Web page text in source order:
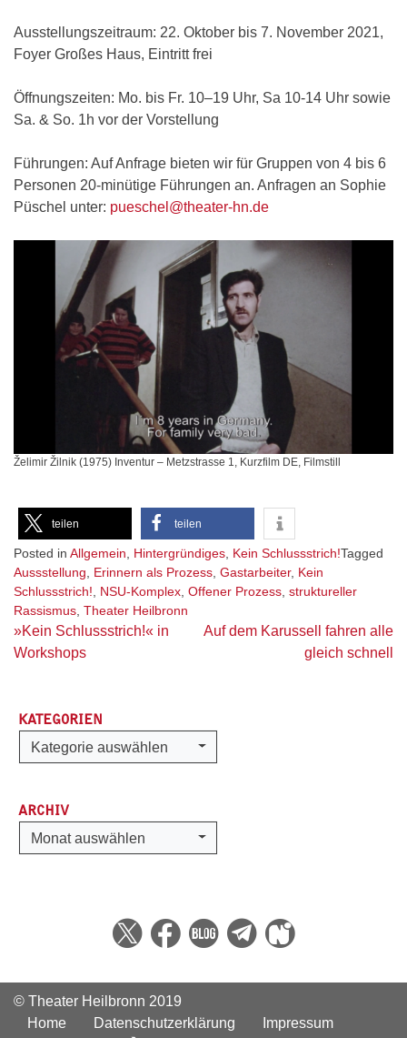
Ausstellungszeitraum: 22. Oktober bis 7. November 2021,
Foyer Großes Haus, Eintritt frei
Öffnungszeiten: Mo. bis Fr. 10–19 Uhr, Sa 10-14 Uhr sowie
Sa. & So. 1h vor der Vorstellung
Führungen: Auf Anfrage bieten wir für Gruppen von 4 bis 6
Personen 20-minütige Führungen an. Anfragen an Sophie
Püschel unter: pueschel@theater-hn.de
Želimir Žilnik (1975) Inventur – Metzstrasse 1, Kurzfilm DE, Filmstill
teilen teilen
Posted in Allgemein, Hintergründiges, Kein Schlussstrich!Tagged
Aussstellung, Erinnern als Prozess, Gastarbeiter, Kein
Schlussstrich!, NSU-Komplex, Offener Prozess, struktureller
Rassismus, Theater Heilbronn
Beitragsnavigation
»Kein Schlussstrich!« in
Workshops
Auf dem Karussell fahren alle
gleich schnell
KATEGORIEN
Kategorien
Kategorie auswählen
ARCHIV
Archiv
Monat auswählen
© Theater Heilbronn 2019
Home
Datenschutzerklärung
Impressum